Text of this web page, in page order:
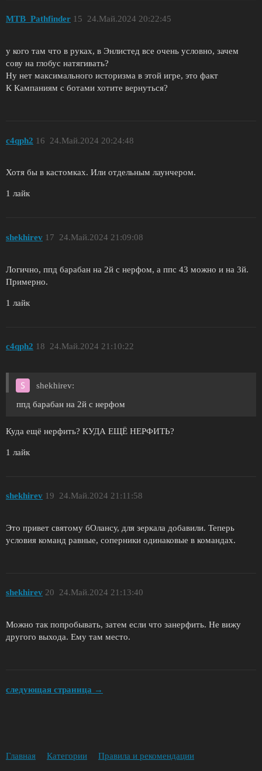
MTB_Pathfinder 24.Май.2024 20:22:45
15
у кого там что в руках, в Энлистед все очень условно, зачем
сову на глобус натягивать?
Ну нет максимального историзма в этой игре, это факт
К Кампаниям с ботами хотите вернуться?
c4qph2 24.Май.2024 20:24:48
16
Хотя бы в кастомках. Или отдельным лаунчером.
1 лайк
shekhirev 24.Май.2024 21:09:08
17
Логично, ппд барабан на 2й с нерфом, а ппс 43 можно и на 3й.
Примерно.
1 лайк
c4qph2 24.Май.2024 21:10:22
18
shekhirev:
ппд барабан на 2й с нерфом
Куда ещё нерфить? КУДА ЕЩЁ НЕРФИТЬ?
1 лайк
shekhirev 24.Май.2024 21:11:58
19
Это привет святому бОлансу, для зеркала добавили. Теперь
условия команд равные, соперники одинаковые в командах.
shekhirev 24.Май.2024 21:13:40
20
Можно так попробывать, затем если что занерфить. Не вижу
другого выхода. Ему там место.
следующая страница →
Главная Категории Правила и рекомендации